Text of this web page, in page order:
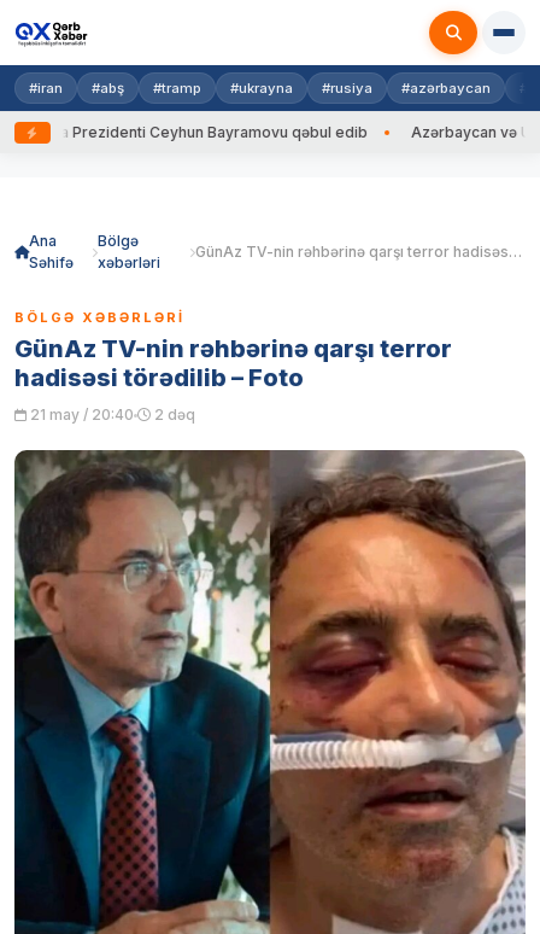
#iran #abş #tramp #ukrayna #rusiya #azərbaycan
Prezidenti Ceyhun Bayramovu qəbul edib Azərbaycan və
Ana
Səhifə
Bölgə
xəbərləri
GünAz TV-nin rəhbərinə qarşı terror hadisəsi törədilib – Foto
BÖLGƏ XƏBƏRLƏRI
GünAz TV-nin rəhbərinə qarşı terror
hadisəsi törədilib – Foto
21 may / 20:40 2 dəq